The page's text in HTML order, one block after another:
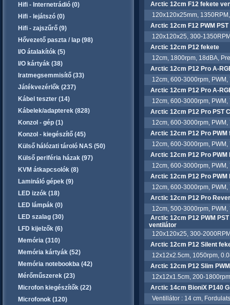
Hifi - Internetrádió (0)
Hifi - lejátszó (0)
Hifi - zajszűrő (9)
Hővezető paszta / lap (98)
I/O átalakítók (5)
I/O kártyák (38)
Iratmegsemmisítő (33)
Játékvezérlők (237)
Kábel teszter (14)
Kábelek/adapterek (828)
Konzol - gép (1)
Konzol - kiegészítő (45)
Külső hálózati tároló NAS (50)
Külső periféria házak (97)
KVM átkapcsolók (8)
Lamináló gépek (9)
LED izzók (18)
LED lámpák (0)
LED szalag (30)
LFD kijelzők (6)
Memória (310)
Memória kártyák (52)
Memória notebookba (42)
Mérőműszerek (23)
Microfon kiegészítők (22)
Microfonok (120)
Arctic 12cm F12 fekete
120x120x25mm, 1350RPM,
Arctic 12cm F12 PWM
120x120x25, 300-
Arctic 12cm P12 fekete
12cm, 1800rpm, 18dBA,
Arctic 12cm P12 Pro A-
12cm, 600-3000rpm, PWM,
Arctic 12cm P12 Pro A-
12cm, 600-3000rpm, PWM,
Arctic 12cm P12 Pro PST
12cm, 600-3000rpm, PWM,
Arctic 12cm P12 Pro PWM
12cm, 600-3000rpm, PWM,
Arctic 12cm P12 Pro PWM
12cm, 600-3000rpm, PWM,
Arctic 12cm P12 Pro PWM
12cm, 600-3000rpm, PWM,
Arctic 12cm P12 Pro
12cm, 500-3000rpm, PWM,
Arctic 12cm P12 PWM
ventilátor
120x120x25, 300-
Arctic 12cm P12 Silent
12x12x2.5cm, 1050rpm,
Arctic 12cm P12 Slim
12x12x1.5cm, 200-
Arctic 14cm BioniX P140
Ventillátor : 14 cm,